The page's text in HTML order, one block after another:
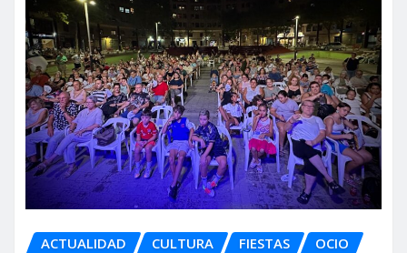
ACTUALIDAD CULTURA FIESTAS OCIO